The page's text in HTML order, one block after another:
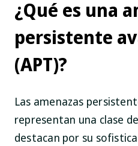
¿Qué es una
persistente
(APT)?
Las amenazas
representan una clase
destacan por su